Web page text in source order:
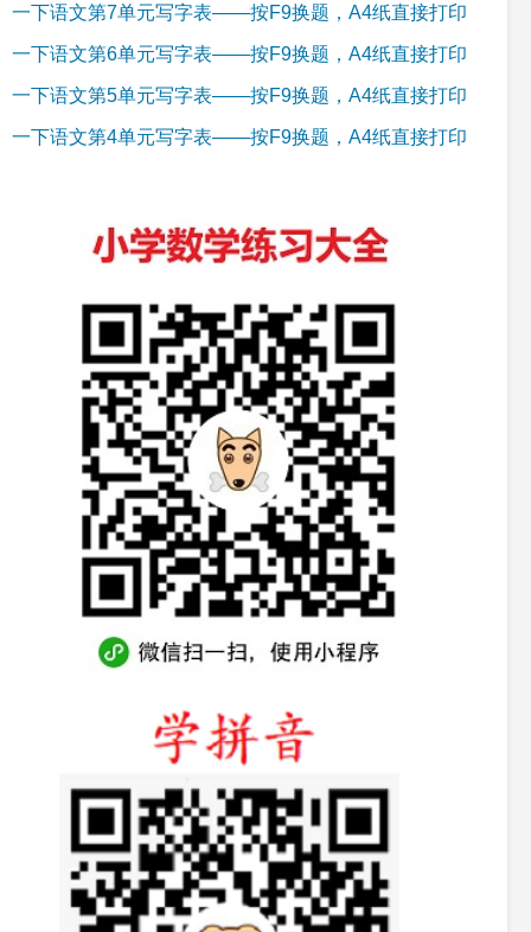
一下语文第7单元写字表——按F9换题，A4纸直接打印
一下语文第6单元写字表——按F9换题，A4纸直接打印
一下语文第5单元写字表——按F9换题，A4纸直接打印
一下语文第4单元写字表——按F9换题，A4纸直接打印